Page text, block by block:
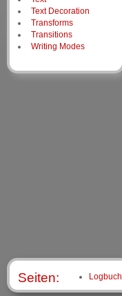
Text Decoration
Transforms
Transitions
Writing Modes
Seiten: Logbuch